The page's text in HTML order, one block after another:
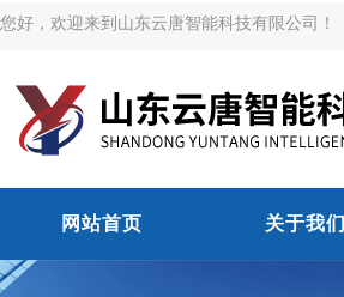
您好，欢迎来到山东云唐智能科技有限公司！
网站首页 关于我们